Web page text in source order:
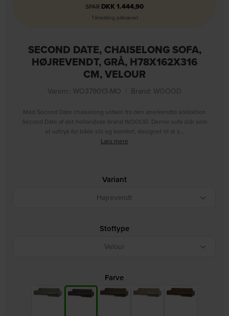
SPAR DKK 1.444,90
Tilmelding påkrævet
SECOND DATE, CHAISELONG SOFA,
HØJREVENDT, GRÅ, H78X162X316
CM, VELOUR
Varenr.: WO379013-MO Brand: WOOOD
Mød Second Date chaiselong sofaen fra den anerkendte kollektion
Second Date af det hollandske brand WOOOD. Denne sofa står som
et udtryk for både stil og komfort, designet til at s…
Læs mere
Variant
Højrevendt
Stoftype
Velour
Farve